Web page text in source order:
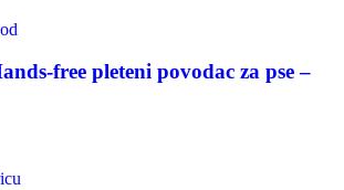
free pleteni povodac za pse –